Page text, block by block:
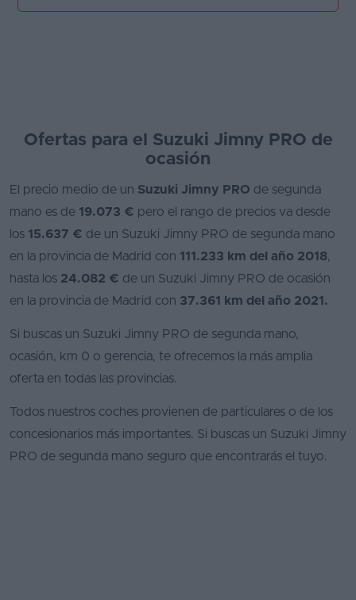
Ofertas para el Suzuki Jimny PRO de
ocasión
El precio medio de un Suzuki Jimny PRO de segunda
mano es de 19.073 € pero el rango de precios va desde
los 15.637 € de un Suzuki Jimny PRO de segunda mano
en la provincia de Madrid con 111.233 km del año 2018,
hasta los 24.082 € de un Suzuki Jimny PRO de ocasión
en la provincia de Madrid con 37.361 km del año 2021.
Si buscas un Suzuki Jimny PRO de segunda mano,
ocasión, km 0 o gerencia, te ofrecemos la más amplia
oferta en todas las provincias.
Todos nuestros coches provienen de particulares o de los
concesionarios más importantes. Si buscas un Suzuki Jimny
PRO de segunda mano seguro que encontrarás el tuyo.